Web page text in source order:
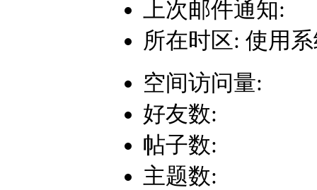
上次邮件通知:
所在时区: 使用
空间访问量:
好友数:
帖子数:
主题数: